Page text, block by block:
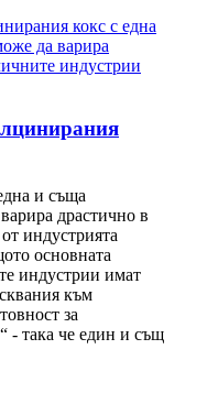
и съща
драстично в
индустрията
основната
индустрии имат
към
за
- така че един и същ